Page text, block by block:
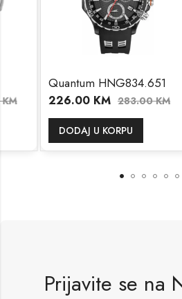
Quantum HNG834.651
226.00KM 283.00KM
DODAJ U KORPU
Prijavite se na